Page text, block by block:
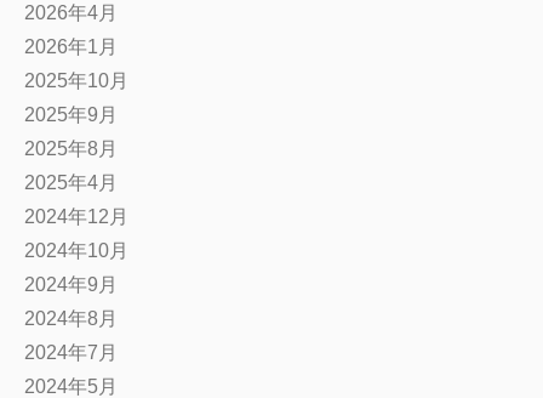
2026年4月
2026年1月
2025年10月
2025年9月
2025年8月
2025年4月
2024年12月
2024年10月
2024年9月
2024年8月
2024年7月
2024年5月